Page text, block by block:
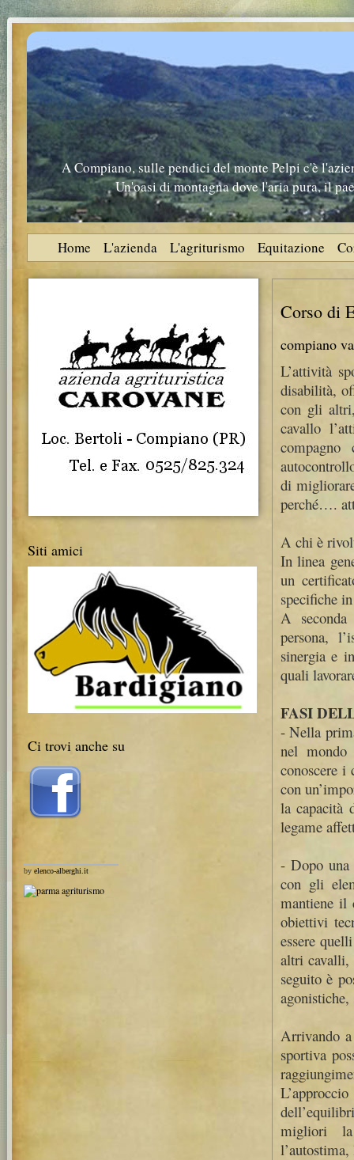
A Compiano, sulle pendici del monte Pelpi c'è
Un'oasi di montagna dove l'aria pura, il
Home L'azienda L'agriturismo Equitazione
Siti amici
Ci trovi anche su
by elenco-alberghi.it
Corso di
compiano
L’attività
disabilità,
con gli
cavallo
di
perché….
A chi è
In linea
un
specifiche
A
persona,
sinergia e
quali
FASI
- Nella
nel
conoscere i
con
la capacità
legame
- Dopo una
con gli
mantiene il
obiettivi
essere
altri cavalli,
seguito è
Arrivando
sportiva
migliori la